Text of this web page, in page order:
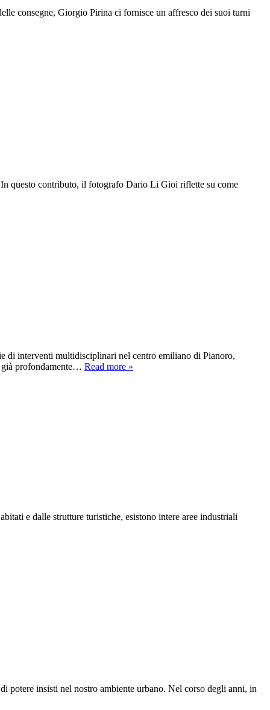
consegne, Giorgio Pirina ci fornisce un affresco dei suoi turni
questo contributo, il fotografo Dario Li Gioi riflette su come
di interventi multidisciplinari nel centro emiliano di Pianoro,
già profondamente… Read more »
e dalle strutture turistiche, esistono intere aree industriali
potere insisti nel nostro ambiente urbano. Nel corso degli anni, in